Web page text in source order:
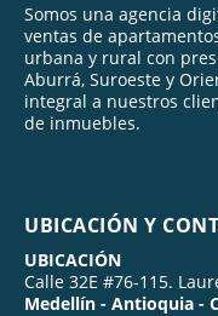
Somos una agencia
ventas de
urbana y rural con
Aburrá, Suroeste y
integral a nuestros
de inmuebles.
UBICACIÓN Y
UBICACIÓN
Calle 32E #76-115.
Medellín - Antioquia -